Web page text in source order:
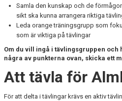
Samla den kunskap och de
sikt ska kunna arrangera riktiga
Leda orange träningsgrupp som
som är viktiga på tävlingar
Om du vill ingå i tävlingsgruppen
några av punkterna ovan, skicka ett
Att tävla för
För att delta i tävlingar krävs en aktiv